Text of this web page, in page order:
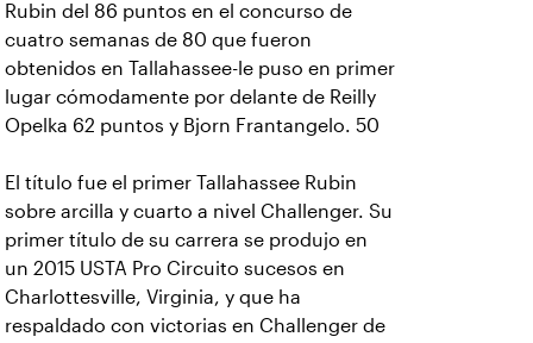
Rubin del 86 puntos en el concurso de
cuatro semanas de 80 que fueron
obtenidos en Tallahassee-le puso en primer
lugar cómodamente por delante de Reilly
Opelka 62 puntos y Bjorn Frantangelo. 50
El título fue el primer Tallahassee Rubin
sobre arcilla y cuarto a nivel Challenger. Su
primer título de su carrera se produjo en
un 2015 USTA Pro Circuito sucesos en
Charlottesville, Virginia, y que ha
respaldado con victorias en Challenger de